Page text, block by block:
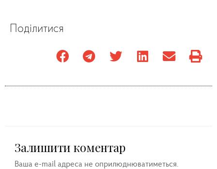
Поділитися
Залишити коментар
Ваша e-mail адреса не оприлюднюватиметься.